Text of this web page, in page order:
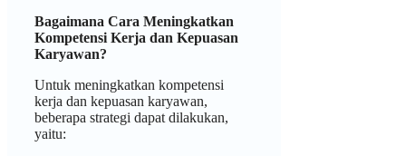
Bagaimana Cara Meningkatkan
Kompetensi Kerja dan Kepuasan
Karyawan?
Untuk meningkatkan kompetensi
kerja dan kepuasan karyawan,
beberapa strategi dapat dilakukan,
yaitu: